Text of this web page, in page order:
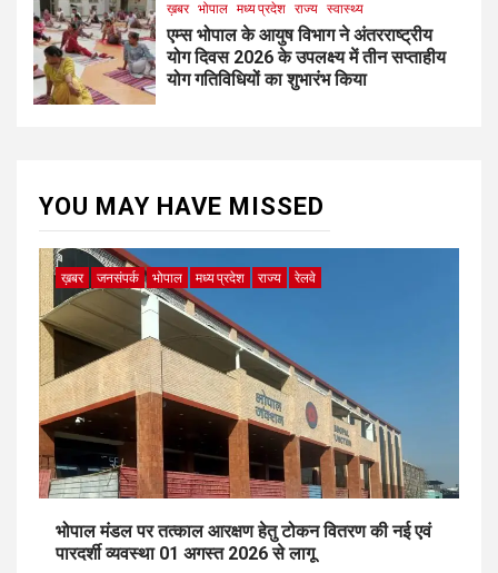
ख़बर भोपाल मध्य प्रदेश राज्य स्वास्थ्य
एम्स भोपाल के आयुष विभाग ने अंतरराष्ट्रीय
योग दिवस 2026 के उपलक्ष्य में तीन सप्ताहीय
योग गतिविधियों का शुभारंभ किया
YOU MAY HAVE MISSED
ख़बर जनसंपर्क भोपाल मध्य प्रदेश राज्य रेलवे
भोपाल मंडल पर तत्काल आरक्षण हेतु टोकन वितरण की नई एवं
पारदर्शी व्यवस्था 01 अगस्त 2026 से लागू